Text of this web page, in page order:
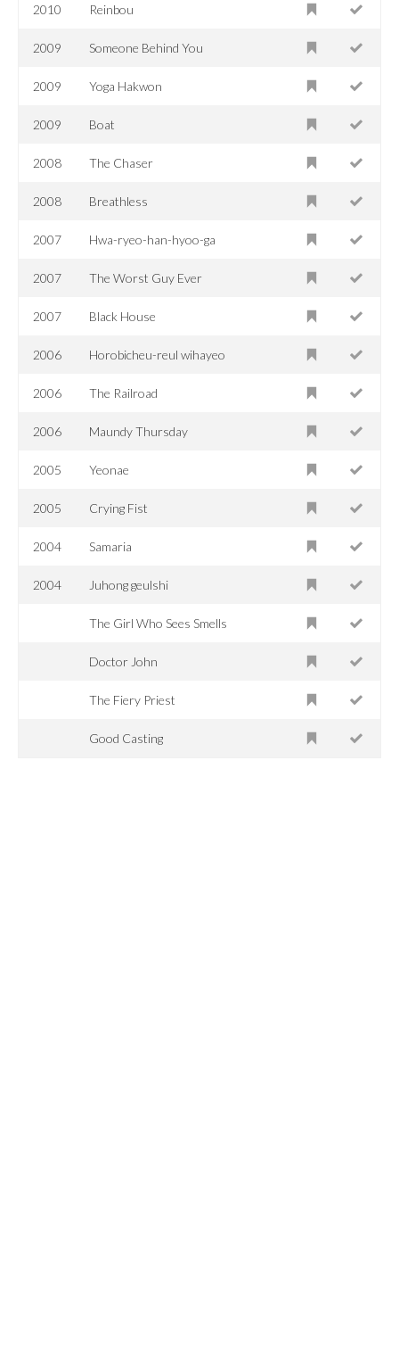
2010 Reinbou
2009 Someone Behind You
2009 Yoga Hakwon
2009 Boat
2008 The Chaser
2008 Breathless
2007 Hwa-ryeo-han-hyoo-ga
2007 The Worst Guy Ever
2007 Black House
2006 Horobicheu-reul wihayeo
2006 The Railroad
2006 Maundy Thursday
2005 Yeonae
2005 Crying Fist
2004 Samaria
2004 Juhong geulshi
The Girl Who Sees Smells
Doctor John
The Fiery Priest
Good Casting